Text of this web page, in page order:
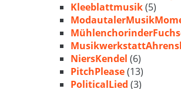
Kleeblattmusik(5)
NiersKendel (6)
PitchPlease(13)
PoliticalLied (3)